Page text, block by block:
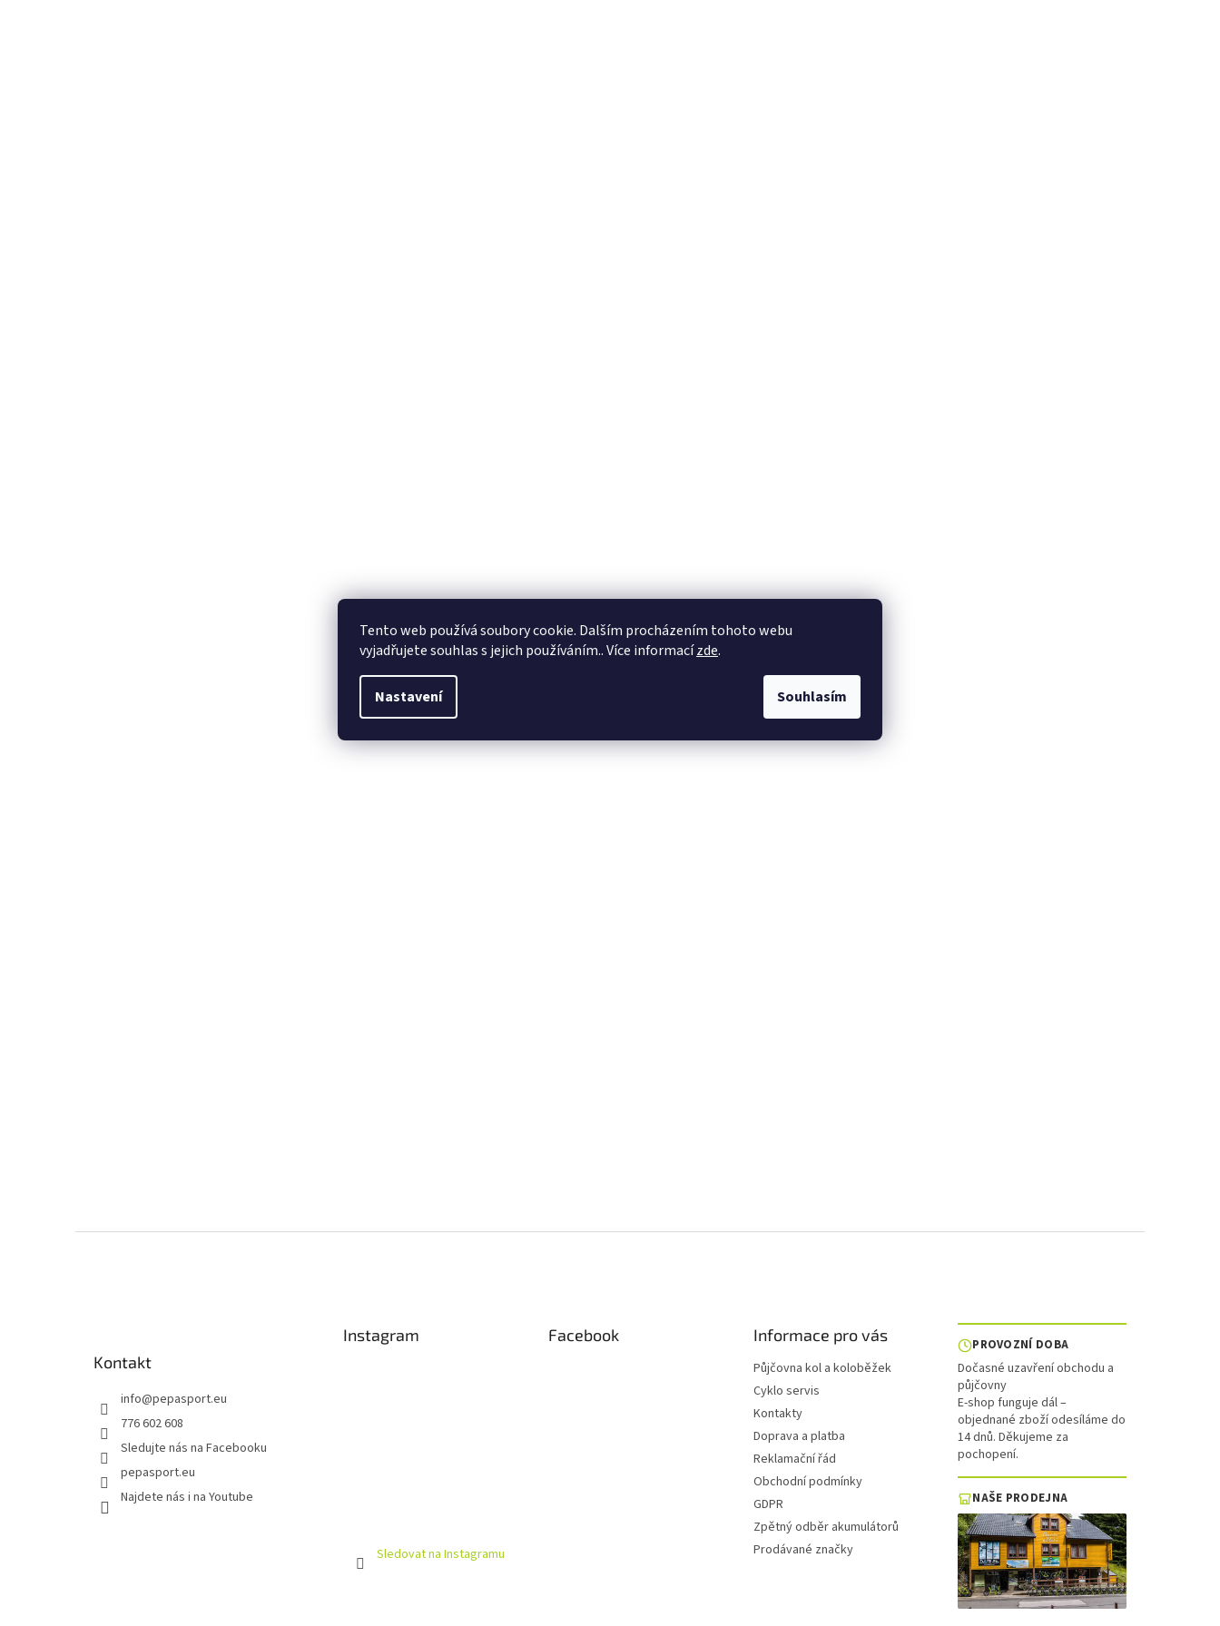
Tento web používá soubory cookie. Dalším procházením tohoto webu
vyjadřujete souhlas s jejich používáním.. Více informacízde.
Nastavení Souhlasím
Kontakt
info@pepasport.eu
776 602 608
Sledujte nás na Facebooku
pepasport.eu
Najdete nás i na Youtube
Instagram
Sledovat na Instagramu
Facebook Informace pro vás
Půjčovna kol a koloběžek
Cyklo servis
Kontakty
Doprava a platba
Reklamační řád
Obchodní podmínky
GDPR
Zpětný odběr akumulátorů
Prodávané značky
PROVOZNÍ DOBA
Dočasné uzavření obchodu a
půjčovny
E-shop funguje dál –
objednané zboží odesíláme do
14 dnů. Děkujeme za
pochopení.
NAŠE PRODEJNA